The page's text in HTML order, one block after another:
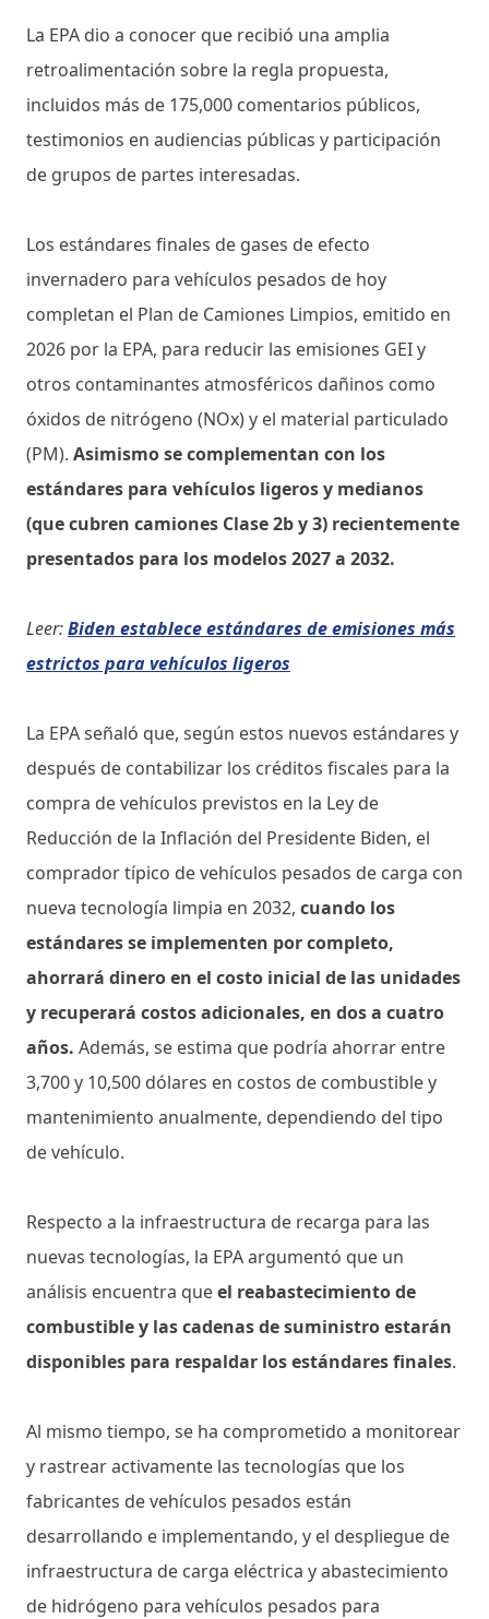
La EPA dio a conocer que recibió una amplia
retroalimentación sobre la regla propuesta,
incluidos más de 175,000 comentarios públicos,
testimonios en audiencias públicas y participación
de grupos de partes interesadas.
Los estándares finales de gases de efecto
invernadero para vehículos pesados ​​de hoy
completan el Plan de Camiones Limpios, emitido en
2026 por la EPA, para reducir las emisiones GEI y
otros contaminantes atmosféricos dañinos como
óxidos de nitrógeno (NOx) y el material particulado
(PM). Asimismo se complementan con los
estándares para vehículos ligeros y medianos
(que cubren camiones Clase 2b y 3) recientemente
presentados para los modelos 2027 a 2032.
Leer:Biden establece estándares de emisiones más
estrictos para vehículos ligeros
La EPA señaló que, según estos nuevos estándares y
después de contabilizar los créditos fiscales para la
compra de vehículos previstos en la Ley de
Reducción de la Inflación del Presidente Biden, el
comprador típico de vehículos pesados de carga con
nueva tecnología limpia en 2032, cuando los
estándares se implementen por completo,
ahorrará dinero en el costo inicial de las unidades
y recuperará costos adicionales, en dos a cuatro
años. Además, se estima que podría ahorrar entre
3,700 y 10,500 dólares en costos de combustible y
mantenimiento anualmente, dependiendo del tipo
de vehículo.
Respecto a la infraestructura de recarga para las
nuevas tecnologías, la EPA argumentó que un
análisis encuentra queel reabastecimiento de
combustible y las cadenas de suministro estarán
disponibles para respaldar los estándares finales.
Al mismo tiempo, se ha comprometido a monitorear
y rastrear activamente las tecnologías que los
fabricantes de vehículos pesados ​​están
desarrollando e implementando, y el despliegue de
infraestructura de carga eléctrica y abastecimiento
de hidrógeno para vehículos pesados ​​para